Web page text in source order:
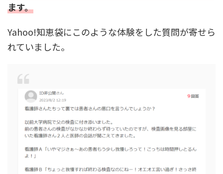
ます。
Yahoo!知恵袋にこのような体験をした質問が寄せら
れていました。